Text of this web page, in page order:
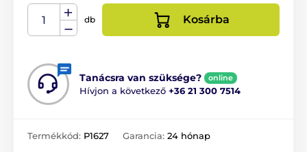
db Kosárba
Tanácsra van szüksége? online
Hívjon a következő +36 21 300 7514
Termékkód: P1627 Garancia: 24 hónap